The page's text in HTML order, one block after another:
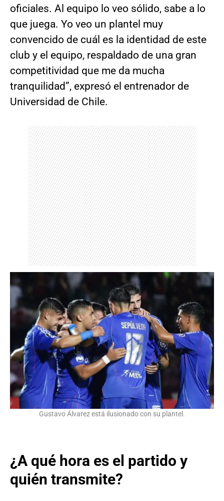
oficiales. Al equipo lo veo sólido, sabe a lo
que juega. Yo veo un plantel muy
convencido de cuál es la identidad de este
club y el equipo, respaldado de una gran
competitividad que me da mucha
tranquilidad”, expresó el entrenador de
Universidad de Chile.
Gustavo Álvarez está ilusionado con su plantel.
¿A qué hora es el partido y
quién transmite?